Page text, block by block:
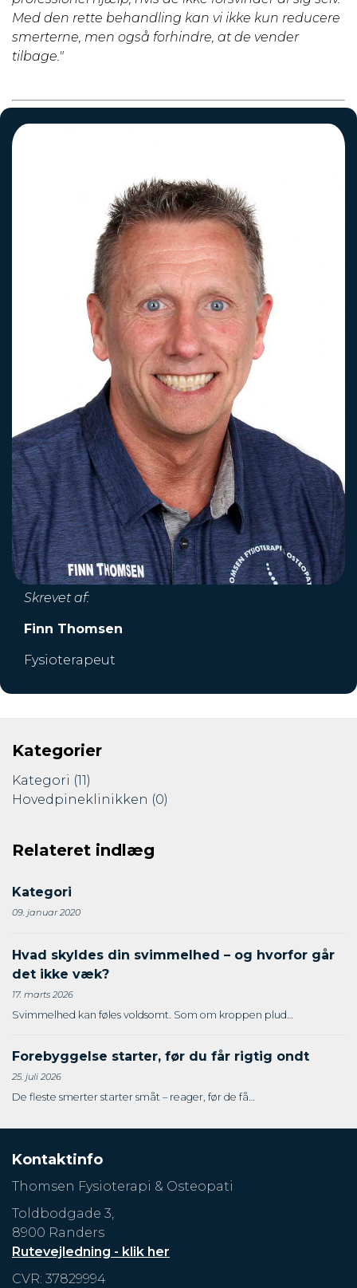
Med den rette behandling kan vi ikke kun reducere
smerterne, men også forhindre, at de vender
tilbage."
Skrevet af:
Finn Thomsen
Fysioterapeut
Kategorier
Kategori (11)
Hovedpineklinikken (0)
Relateret indlæg
Kategori
09. januar 2020
Hvad skyldes din svimmelhed – og hvorfor går
det ikke væk?
17. marts 2026
Svimmelhed kan føles voldsomt. Som om kroppen plud…
Forebyggelse starter, før du får rigtig ondt
25. juli 2026
De fleste smerter starter småt – reager, før de få…
Kontaktinfo
Thomsen Fysioterapi & Osteopati
Toldbodgade 3,
8900 Randers
Rutevejledning - klik her
CVR: 37829994